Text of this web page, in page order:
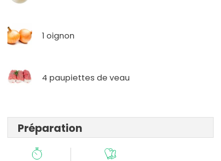
1 oignon
4 paupiettes de veau
Préparation